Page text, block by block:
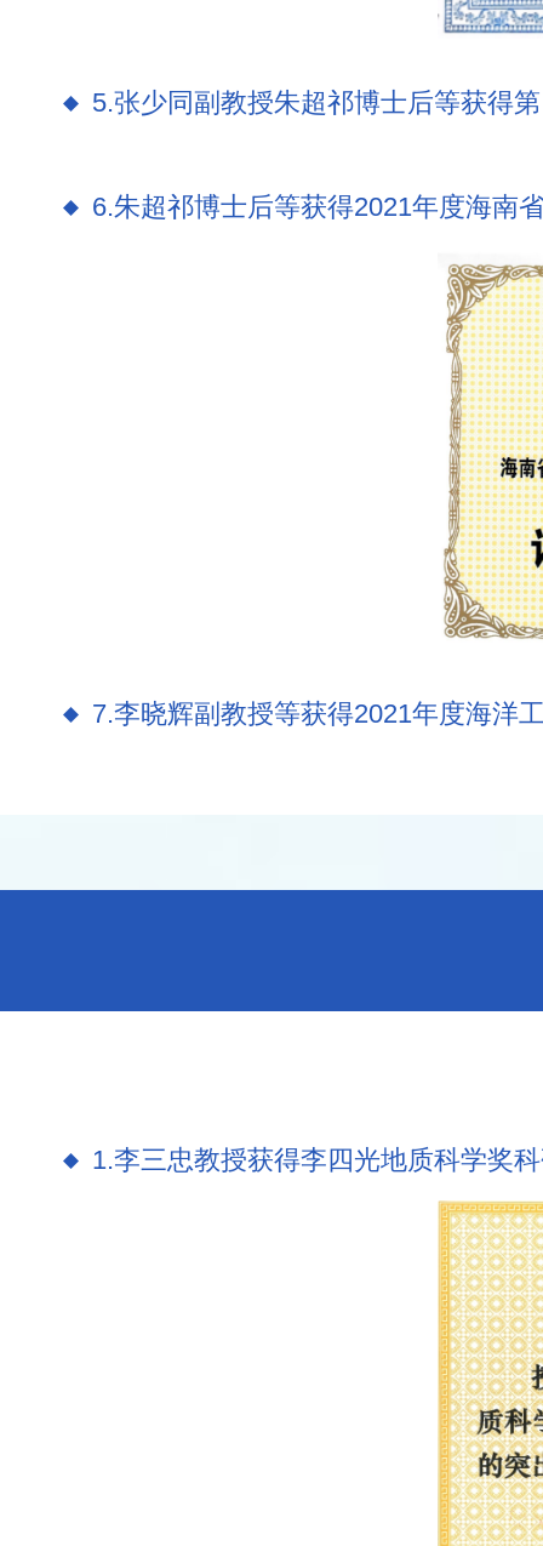
5.张少同副教授朱超祁博士后等获得
6.朱超祁博士后等获得2021年度海南
7.李晓辉副教授等获得2021年度海洋
1.李三忠教授获得李四光地质科学奖